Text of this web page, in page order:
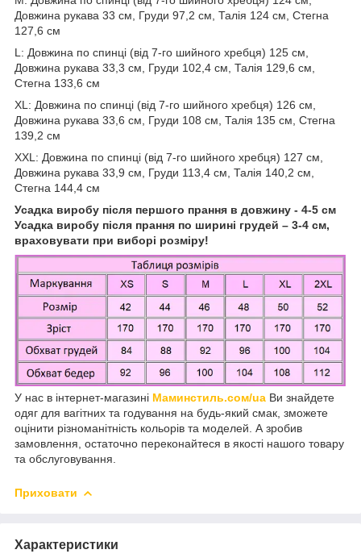
Довжина рукава 33 см, Груди 97,2 см, Талія 124 см, Стегна
127,6 см
L: Довжина по спинці (від 7-го шийного хребця) 125 см,
Довжина рукава 33,3 см, Груди 102,4 см, Талія 129,6 см,
Стегна 133,6 см
XL: Довжина по спинці (від 7-го шийного хребця) 126 см,
Довжина рукава 33,6 см, Груди 108 см, Талія 135 см, Стегна
139,2 см
XXL: Довжина по спинці (від 7-го шийного хребця) 127 см,
Довжина рукава 33,9 см, Груди 113,4 см, Талія 140,2 см,
Стегна 144,4 см
Усадка виробу після першого прання в довжину - 4-5 см
Усадка виробу після прання по ширині грудей – 3-4 см,
враховувати при виборі розміру!
У нас в інтернет-магазині Маминстиль.сом/ua Ви знайдете
одяг для вагітних та годування на будь-який смак, зможете
оцінити різноманітність кольорів та моделей. А зробив
замовлення, остаточно переконайтеся в якості нашого товару
та обслуговування.
Приховати
Характеристики